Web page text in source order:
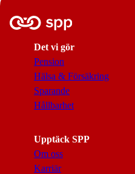
Det vi gör
Pension
Hälsa & Försäkring
Sparande
Hållbarhet
Upptäck SPP
Om oss
Karriär